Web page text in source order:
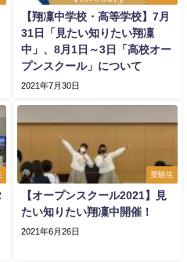
【翔凜中学校・高等学校】7月
31日「見たい知りたい翔凜
中」、8月1日～3日「高校オー
プンスクール」について
2021年7月30日
受験生
【オープンスクール2021】見
たい知りたい翔凜中開催！
2021年6月26日